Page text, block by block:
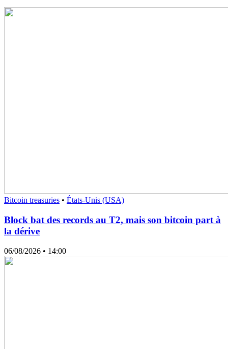
Bitcoin treasuries • États-Unis (USA)
Block bat des records au T2, mais son bitcoin part à
la dérive
06/08/2026 • 14:00